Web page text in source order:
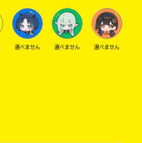
選べません 選べません 選べません